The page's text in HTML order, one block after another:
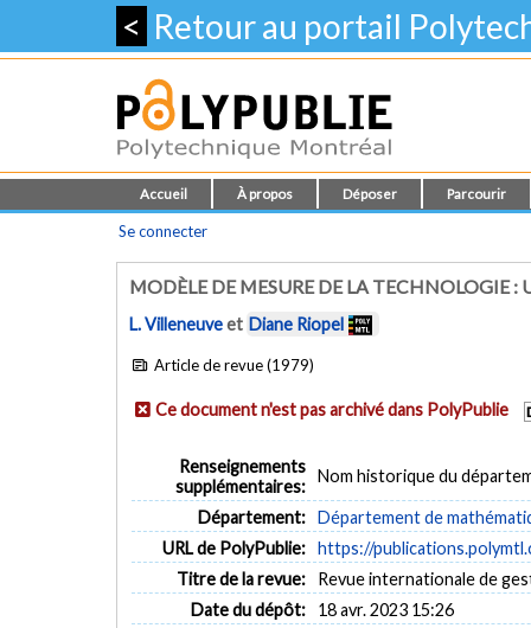
< Retour au portail
Accueil À propos Déposer Parcourir
Se connecter
MODÈLE DE MESURE DE LA TECHNOLOGIE
L. Villeneuveet Diane Riopel
Article de revue (1979)
Ce document n'est pas archivé dans PolyPublie
Renseignements
supplémentaires:
Nom historique du
Département: Département de
URL de PolyPublie: https://
Titre de la revue:
Revue internationale de
Date du dépôt:
18 avr. 2023 15:26